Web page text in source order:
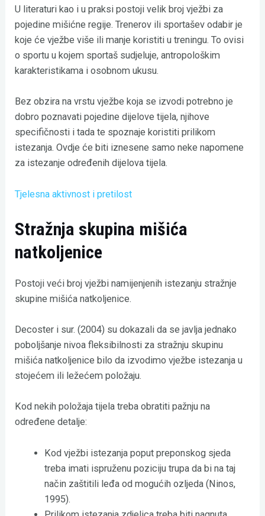
U literaturi kao i u praksi postoji velik broj vježbi za
pojedine mišićne regije. Trenerov ili sportašev odabir je
koje će vježbe više ili manje koristiti u treningu. To ovisi
o sportu u kojem sportaš sudjeluje, antropološkim
karakteristikama i osobnom ukusu.
Bez obzira na vrstu vježbe koja se izvodi potrebno je
dobro poznavati pojedine dijelove tijela, njihove
specifičnosti i tada te spoznaje koristiti prilikom
istezanja. Ovdje će biti iznesene samo neke napomene
za istezanje određenih dijelova tijela.
Tjelesna aktivnost i pretilost
Stražnja skupina mišića
natkoljenice
Postoji veći broj vježbi namijenjenih istezanju stražnje
skupine mišića natkoljenice.
Decoster i sur. (2004) su dokazali da se javlja jednako
poboljšanje nivoa fleksibilnosti za stražnju skupinu
mišića natkoljenice bilo da izvodimo vježbe istezanja u
stojećem ili ležećem položaju.
Kod nekih položaja tijela treba obratiti pažnju na
određene detalje:
Kod vježbi istezanja poput preponskog sjeda
treba imati ispruženu poziciju trupa da bi na taj
način zaštitili leđa od mogućih ozljeda (Ninos,
1995).